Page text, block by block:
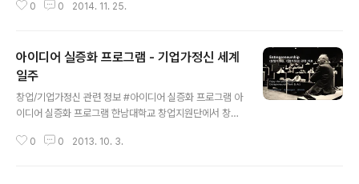
스페이스 현황 말레이시아 쿠알라품푸르 오픈 스페이스(O
37ventures.net정부에서 지원하는 1337 VENTURES
는 말레이시아의 대표적인 Accelerator기관으로 아이디
어를 비즈니스모델화 하여 app 개발 및 시제품 제작을 지
원하는 기관. 건물에는 app개발 및 창업을 위한 모든 프로
바일 게임을 선호하지만 하드웨어 다양한..
0 0 2014. 11. 25.
아이디어 실증화 프로그램 - 기업가정신 세계
일주
창업/기업가정신 관련 정보 #아이디어 실증화 프로그램 아
이디어 실증화 프로그램 한남대학교 창업지원단에서 창업
로그램"을 실시합니다.린 스타트업과 서비스 디자인 개념
0 0 2013. 10. 3.